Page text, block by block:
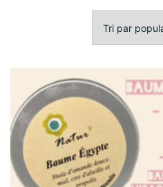
par
popularité